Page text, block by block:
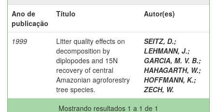
Ano de
publicação
Título Autor(es)
1999
Litter quality effects on
decomposition by
diplopodes and 15N
recovery of central
Amazonian agroforestry
tree species.
SEITZ, D.;
LEHMANN, J.;
GARCIA, M. V. B.;
HAHAGARTH, W.;
HOFFMANN, K.;
ZECH, W.
Mostrando resultados 1 a 1 de 1